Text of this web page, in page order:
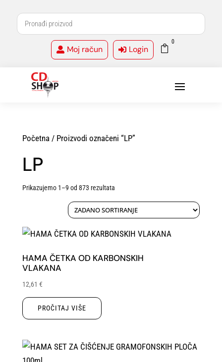
 Moj račun  Login 
0
Početna/ Proizvodi označeni “LP”
LP
Prikazujemo 1–9 od 873 rezultata
HAMA ČETKA OD KARBONSKIH
VLAKANA
12,61 €
PROČITAJ VIŠE